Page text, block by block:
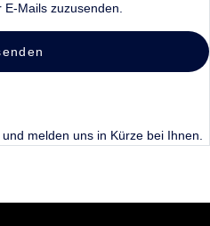
Mails zuzusenden.
melden uns in Kürze bei Ihnen.